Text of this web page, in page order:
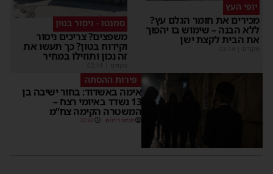
יופי העץ
מכירים את חומר הגלם עץ?
ללא הבנה – שימוש בו יהפוך
את הבית לקצת ישן
מקודם
סמנטו - ניסור בטון
משפצים? צריכים ניסור
וקידוח בטון? כך תעשו את
זה נכון ותוזילו במחיר
מקודם
פירות ההסתה
אימה באשדוד: בחור ישיבה בן
13 נשדד באיומי רצח –
המשטרה הקימה צח”מ
מנחם דויטש 22:32